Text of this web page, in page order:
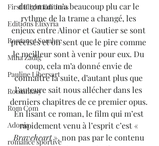
First Flight Editions
Editions Elixyria
Romance Sombre
Mina Zadig
Pauline Libersart
Romantasy
Rom Com
Adonia
romance sportive
du roman m’a beaucoup plu car le
rythme de la trame a changé, les
enjeux entre Alinor et Gautier se sont
précisés et on sent que le pire comme
le meilleur sont à venir pour eux. Du
coup, cela m’a donné envie de
connaître la suite, d’autant plus que
l’auteure sait nous allécher dans les
derniers chapitres de ce premier opus.
En lisant ce roman, le film qui m’est
rapidement venu à l’esprit c’est «
Braveheart », non pas par le contenu